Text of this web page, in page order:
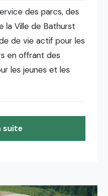
des parcs, des
la Ville de Bathurst
de vie actif pour les
en offrant des
les jeunes et les
suite